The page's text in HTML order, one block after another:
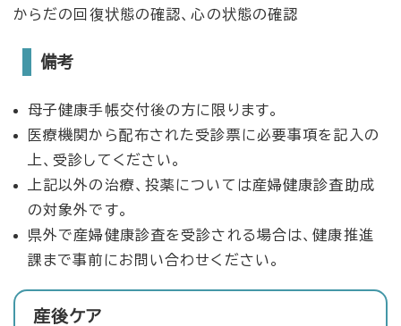
からだの回復状態の確認、心の状態の確認
備考
母子健康手帳交付後の方に限ります。
医療機関から配布された受診票に必要事項を記入の
上、受診してください。
上記以外の治療、投薬については産婦健康診査助成
の対象外です。
県外で産婦健康診査を受診される場合は、健康推進
課まで事前にお問い合わせください。
産後ケア